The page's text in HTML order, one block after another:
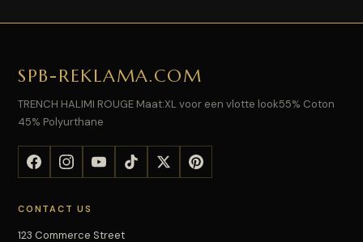
SPB-REKLAMA.COM
TRENCH HALIMI ROUGE Maat:XL voor een vlotte look55% Coton
45% Polyurthane
CONTACT US
123 Commerce Street